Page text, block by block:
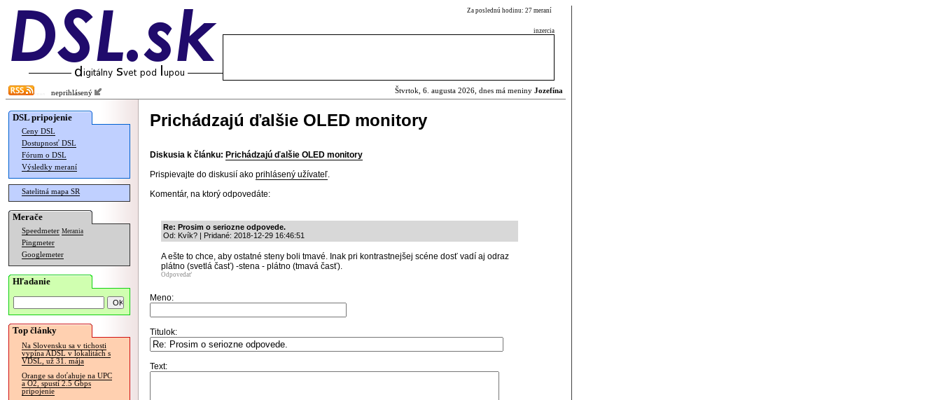
Za poslednú hodinu: 27 meraní
inzercia
neprihlásený Štvrtok, 6. augusta 2026, dnes má meniny Jozefína
DSL pripojenie
Ceny DSL
Dostupnosť DSL
Fórum o DSL
Výsledky meraní
Satelitná mapa SR
Merače
Speedmeter Merania
Pingmeter
Googlemeter
Hľadanie
Top články
Na Slovensku sa v tichosti
vypína ADSL v lokalitách s
VDSL, už 31. mája
Orange sa doťahuje na UPC
a O2, spustí 2.5 Gbps
pripojenie
Prichádzajú ďalšie OLED monitory
Diskusia k článku: Prichádzajú ďalšie OLED monitory
Prispievajte do diskusií ako prihlásený užívateľ.
Komentár, na ktorý odpovedáte:
Re: Prosim o seriozne odpovede.
Od: Kvík? | Pridané: 2018-12-29 16:46:51
A ešte to chce, aby ostatné steny boli tmavé. Inak pri kontrastnejšej scéne dosť vadí aj odraz
plátno (svetlá časť) -stena - plátno (tmavá časť).
Odpovedať
Meno:
Titulok:
Text: